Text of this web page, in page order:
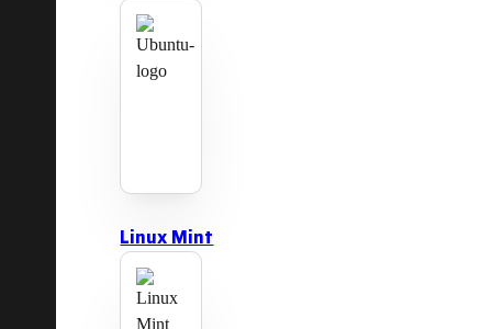
Linux Mint